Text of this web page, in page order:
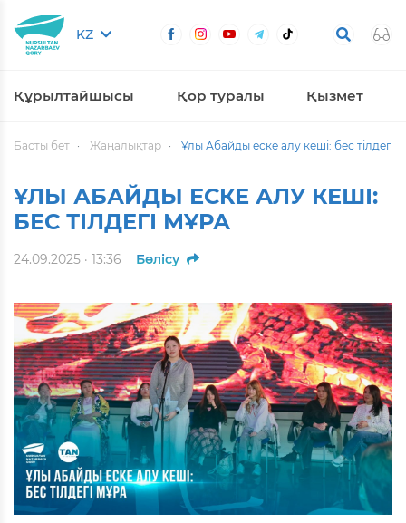
KZ
Құрылтайшысы Қор туралы Қызмет
Басты бет Жаңалықтар Ұлы Абайды еске алу кеші: бес тілдегі
ҰЛЫ АБАЙДЫ ЕСКЕ АЛУ КЕШІ:
БЕС ТІЛДЕГІ МҰРА
24.09.2025 · 13:36 Бөлісу